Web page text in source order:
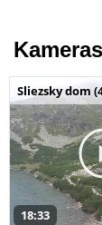
Sliezsky dom
18:33